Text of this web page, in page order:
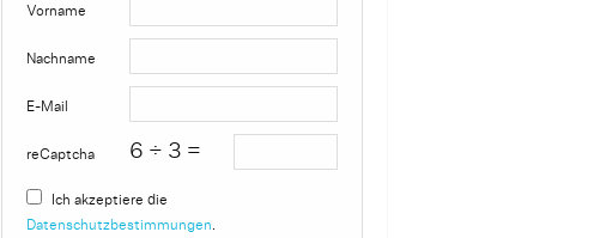
Vorname
Nachname
E-Mail
reCaptcha 6 ÷ 3 =
Ich akzeptiere die
Datenschutzbestimmungen